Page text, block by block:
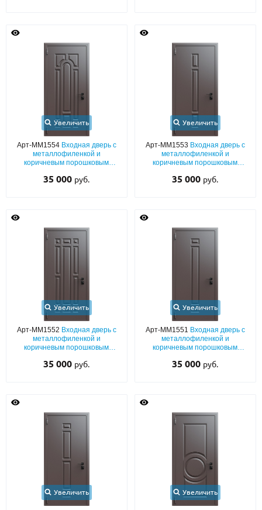
Увеличить
Арт-ММ1554 Входная дверь с
металлофиленкой и
коричневым порошковым
35 000 руб.
Увеличить
Арт-ММ1553 Входная дверь с
металлофиленкой и
коричневым порошковым
35 000 руб.
Увеличить
Арт-ММ1552 Входная дверь с
металлофиленкой и
коричневым порошковым
35 000 руб.
Увеличить
Арт-ММ1551 Входная дверь с
металлофиленкой и
коричневым порошковым
35 000 руб.
Увеличить Увеличить